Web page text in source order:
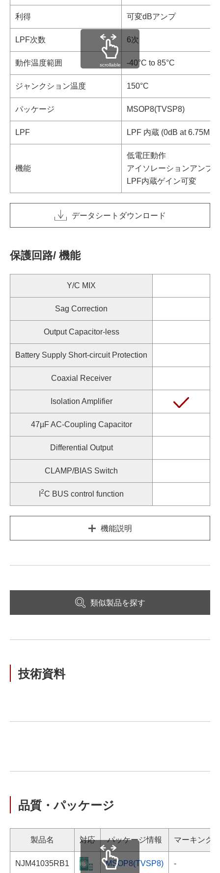
利得 可変dBアンプ
LPF次数 6次
動作温度範囲 -40°C to 85°C
ジャンクション温度 150°C
パッケージ MSOP8(TVSP8)
LPF LPF 内蔵 (0dB at
機能
低電圧動作
アイソレーションアンプ
LPF内蔵ゲイン可変
scrollable
データシートダウンロード
保護回路/ 機能
Y/C MIX
Sag Correction
Output Capacitor-less
Battery Supply Short-circuit Protection
Coaxial Receiver
Isolation Amplifier
47µF AC-Coupling Capacitor
Differential Output
CLAMP/BIAS Switch
2C BUS control function
機能説明
類似製品を探す
技術資料
品質・パッケージ
製品名 対応 パッケージ情報 マーキング
NJM41035RB1 MSOP8(TVSP8) -